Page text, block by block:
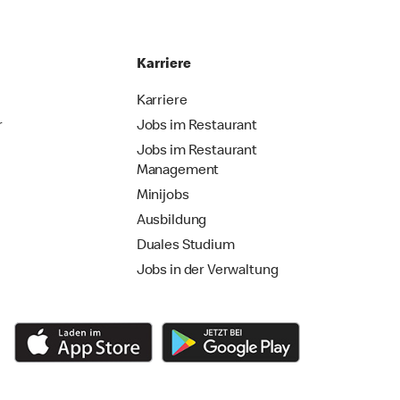
Karriere
Karriere
Jobs im Restaurant
Jobs im Restaurant
Management
Minijobs
Ausbildung
Duales Studium
Jobs in der Verwaltung